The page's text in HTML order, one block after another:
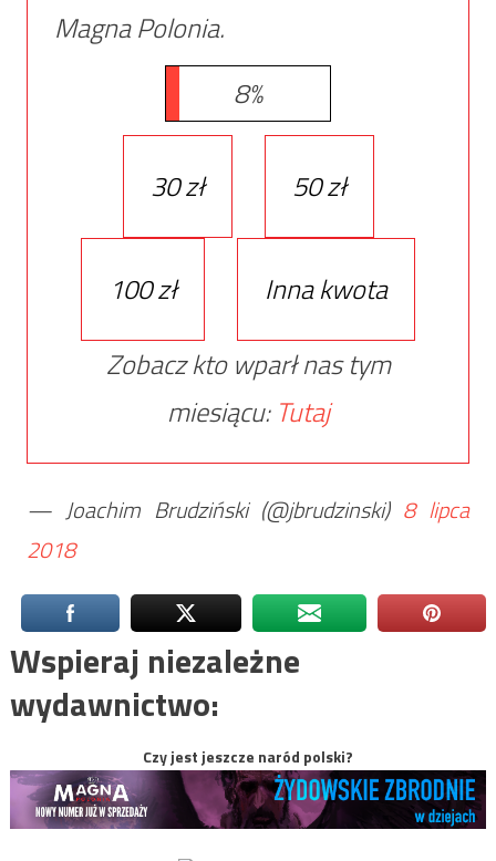
Magna Polonia.
8%
30 zł 50 zł
100 zł
Inna kwota
Zobacz kto wparł nas tym
miesiącu: Tutaj
— Joachim Brudziński (@jbrudzinski) 8 lipca
2018
Wspieraj niezależne
wydawnictwo:
Czy jest jeszcze naród polski?